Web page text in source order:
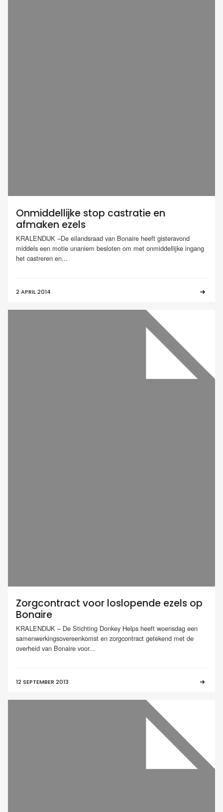
Onmiddellijke stop castratie en
afmaken ezels
KRALENDIJK –De eilandsraad van Bonaire heeft gisteravond
middels een motie unaniem besloten om met onmiddellijke ingang
het castreren en...
2 APRIL 2014
Zorgcontract voor loslopende ezels op
Bonaire
KRALENDIJK – De Stichting Donkey Helps heeft woensdag een
samenwerkingsovereenkomst en zorgcontract getekend met de
overheid van Bonaire voor...
12 SEPTEMBER 2013